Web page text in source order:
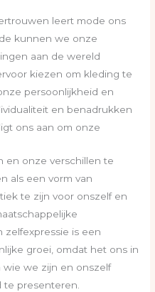
leert mode ons
kunnen we onze
aan de wereld
kiezen om kleding te
persoonlijkheid en
en benadrukken
ons aan om onze
en onze verschillen te
als een vorm van
te zijn voor onszelf en
zelfexpressie is een
groei, omdat het ons in
wie we zijn en onszelf
presenteren.